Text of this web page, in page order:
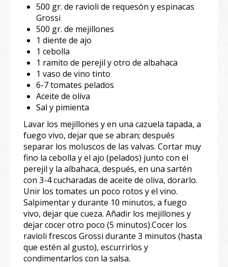
500 gr. de ravioli de requesón y espinacas
Grossi
500 gr. de mejillones
1 diente de ajo
1 cebolla
1 ramito de perejil y otro de albahaca
1 vaso de vino tinto
6-7 tomates pelados
Aceite de oliva
Sal y pimienta
Lavar los mejillones y en una cazuela tapada, a
fuego vivo, dejar que se abran; después
separar los moluscos de las valvas. Cortar muy
fino la cebolla y el ajo (pelados) junto con el
perejil y la albahaca, después, en una sartén
con 3-4 cucharadas de aceite de oliva, dorarlo.
Unir los tomates un poco rotos y el vino.
Salpimentar y durante 10 minutos, a fuego
vivo, dejar que cueza. Añadir los mejillones y
dejar cocer otro poco (5 minutos).Cocer los
ravioli frescos Grossi durante 3 minutos (hasta
que estén al gusto), escurrirlos y
condimentarlos con la salsa.